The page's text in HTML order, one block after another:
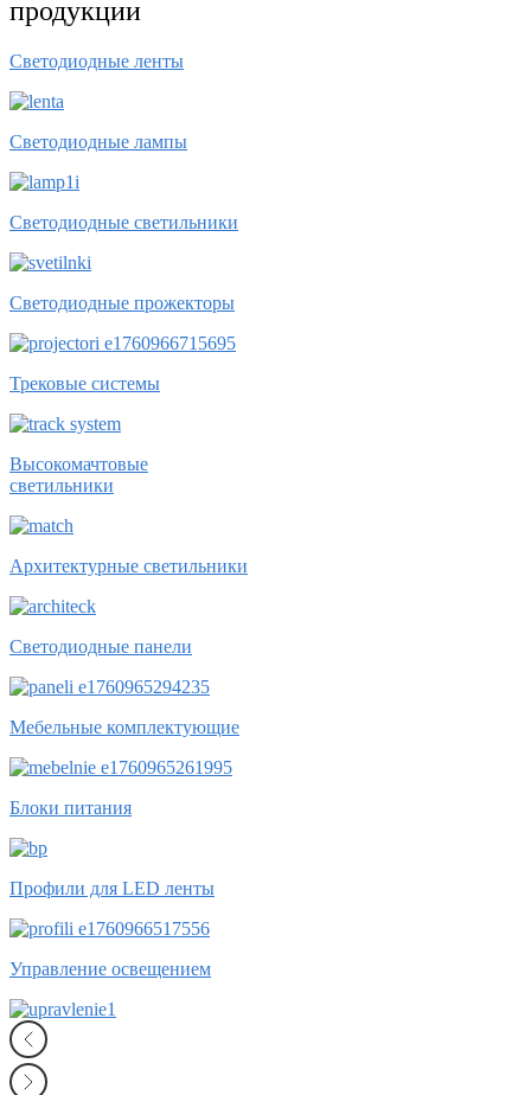
продукции
Светодиодные ленты
Светодиодные лампы
Светодиодные светильники
Светодиодные прожекторы
Трековые системы
Высокомачтовые
светильники
Архитектурные светильники
Светодиодные панели
Мебельные комплектующие
Блоки питания
Профили для LED ленты
Управление освещением